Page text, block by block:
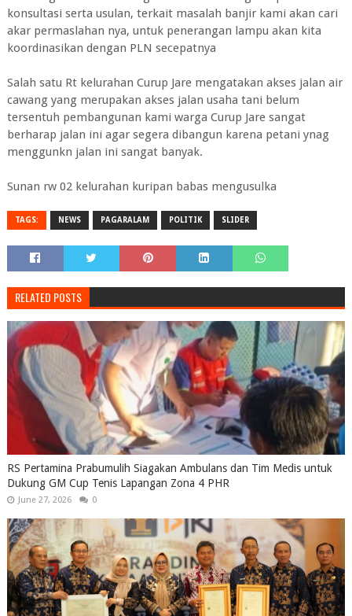
konsultasi serta usulan, terkait masalah banjir kami akan cari
akar permaslahan nya, untuk penerangan lampu akan kita
koordinasikan dengan PLN secepatnya
Salah satu Rt kelurahan Curup Jare mengatakan akses jalan air
cawang yang merupakan akses jalan usaha tani belum
tersentuh pembangunan kami warga Curup Jare sangat
berharap jalan ini agar segera dibangun karena petani ynag
menggunkn jalan ini sangat banyak.
Sunan rw 02 kelurahan kuripan babas mengusulka
TAGS: NEWS PAGARALAM POLITIK SLIDER
RELATED POSTS
RS Pertamina Prabumulih Siagakan Ambulans dan Tim Medis untuk
Dukung GM Cup Tenis Lapangan Zona 4 PHR
June 27, 2026 0